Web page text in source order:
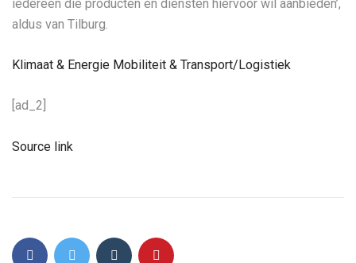
iedereen die producten en diensten hiervoor wil aanbieden’,
aldus van Tilburg.
Klimaat & Energie Mobiliteit & Transport/Logistiek
[ad_2]
Source link